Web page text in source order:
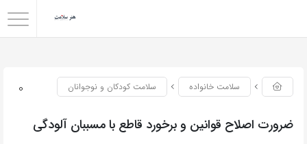
0 سلامت خانواده سلامت کودکان و نوجوانان
ضرورت اصلاح قوانین و برخورد قاطع با مسببان آلودگی